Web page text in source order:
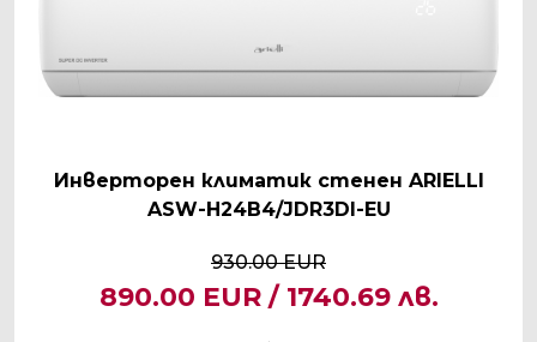
Инверторен климатик стенен ARIELLI
ASW-H24B4/JDR3DI-EU
930.00 EUR
890.00 EUR / 1740.69 лв.